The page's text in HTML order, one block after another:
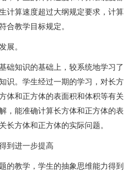
计算速度超过大纲规定要求，计算
合教学目标规定。
展。
础知识的基础上，较系统地学习了
识。学生经过一期的学习，对长方
体和正方体的表面积和体积等有关
，能准确计算长方体和正方体的表
长方体和正方体的实际问题。
到进一步提高
的教学，学生的抽象思维能力得到